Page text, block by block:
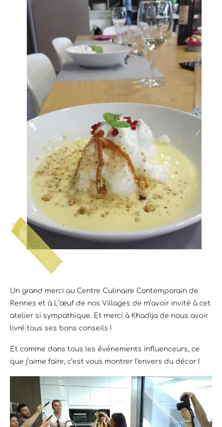
Un grand merci au Centre Culinaire Contemporain de
Rennes et à L’œuf de nos Villages de m’avoir invité à cet
atelier si sympathique. Et merci à Khadija de nous avoir
livré tous ses bons conseils !
Et comme dans tous les événements influenceurs, ce
que j’aime faire, c’est vous montrer l’envers du décor !